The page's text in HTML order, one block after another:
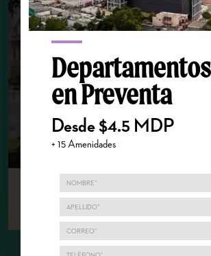
Departamentos
en Preventa
Desde $4.5 MDP
+ 15 Amenidades
Seguir leyendo